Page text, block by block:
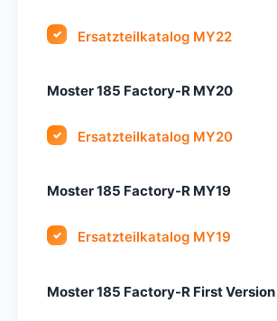
Ersatzteilkatalog MY22
Moster 185 Factory-R MY20
Ersatzteilkatalog MY20
Moster 185 Factory-R MY19
Ersatzteilkatalog MY19
Moster 185 Factory-R First Version